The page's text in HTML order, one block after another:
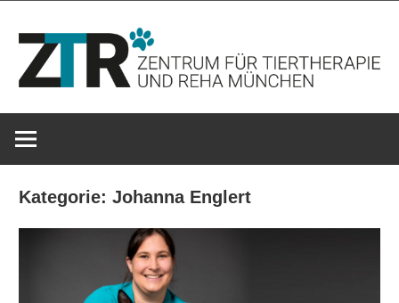
Inhalt
springen
ZTR-
München
Kategorie:Johanna Englert